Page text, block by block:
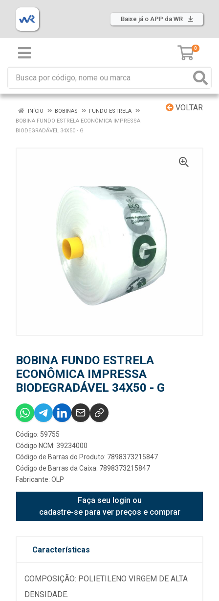
Baixe já o APP da WR
0
VOLTAR
INÍCIO BOBINAS
FUNDO ESTRELA
BOBINA FUNDO ESTRELA ECONÔMICA IMPRESSA
BIODEGRADÁVEL 34X50 - G
BOBINA FUNDO ESTRELA
ECONÔMICA IMPRESSA
BIODEGRADÁVEL 34X50 - G
Código: 59755
Código NCM: 39234000
Código de Barras do Produto: 7898373215847
Código de Barras da Caixa: 7898373215847
Fabricante: OLP
Faça seu login ou
cadastre-se para ver preços e comprar
Características
COMPOSIÇÃO: POLIETILENO VIRGEM DE ALTA
DENSIDADE.